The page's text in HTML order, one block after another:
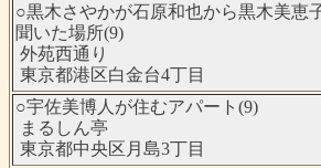
○黒木さやかが石原和也から黒木美恵
聞いた場所(9)
外苑西通り
東京都港区白金台4丁目
○宇佐美博人が住むアパート(9)
まるしん亭
東京都中央区月島3丁目